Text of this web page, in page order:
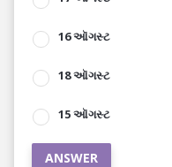
16 ઑગસ્ટ
18 ઑગસ્ટ
15 ઑગસ્ટ
ANSWER